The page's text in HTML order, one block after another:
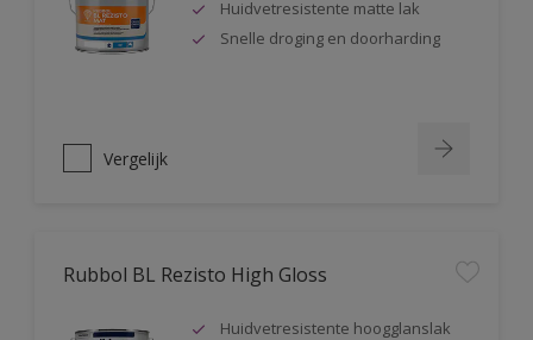
Huidvetresistente matte lak
Snelle droging en doorharding
Vergelijk
Rubbol BL Rezisto High Gloss
Huidvetresistente hoogglanslak